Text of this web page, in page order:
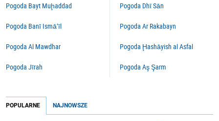
Pogoda Bayt Muḩaddad
Pogoda Banī Ismā‘īl
Pogoda Al Mawdhar
Pogoda Jīrah
Pogoda Dhī Sān
Pogoda Ar Rakabayn
Pogoda Ḩashāyish al Asfal
Pogoda Aş Şarm
POPULARNE NAJNOWSZE